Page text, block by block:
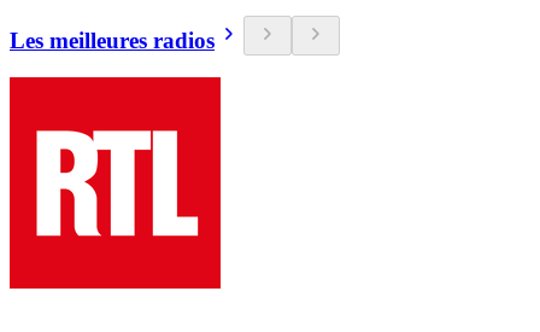
Les meilleures radios